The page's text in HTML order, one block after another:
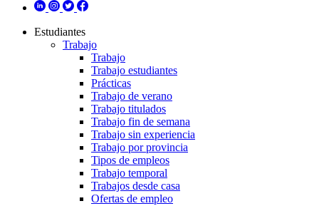
Estudiantes
Trabajo
Trabajo
Trabajo estudiantes
Prácticas
Trabajo de verano
Trabajo titulados
Trabajo fin de semana
Trabajo sin experiencia
Trabajo por provincia
Tipos de empleos
Trabajo temporal
Trabajos desde casa
Ofertas de empleo